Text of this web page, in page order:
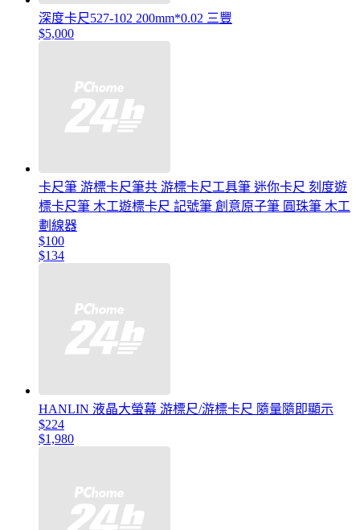
深度卡尺527-102 200mm*0.02 三豐
$5,000
卡尺筆 游標卡尺筆共 游標卡尺工具筆 迷你卡尺 刻度遊
標卡尺筆 木工遊標卡尺 記號筆 創意原子筆 圓珠筆 木工
劃線器
$100
$134
HANLIN 液晶大螢幕 游標尺/游標卡尺 隨量隨即顯示
$224
$1,980